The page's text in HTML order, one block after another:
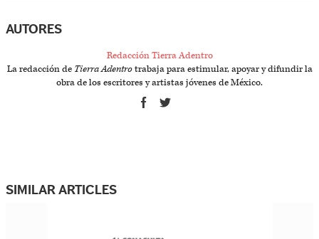
AUTORES
Redacción Tierra Adentro
La redacción de Tierra Adentrotrabaja para estimular, apoyar y difundir la
obra de los escritores y artistas jóvenes de México.
SIMILAR ARTICLES